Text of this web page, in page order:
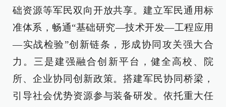
础资源等军民双向开放共享。建立军民通用标
准体系，畅通“基础研究—技术开发—工程应用
—实战检验”创新链条，形成协同攻关强大合
力。三是建强融合创新平台，健全高校、院
所、企业协同创新政策。搭建军民协同桥梁，
引导社会优势资源参与装备研发。依托重大任